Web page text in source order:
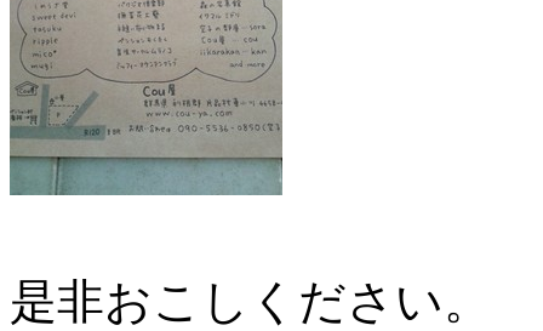
是非おこしください。